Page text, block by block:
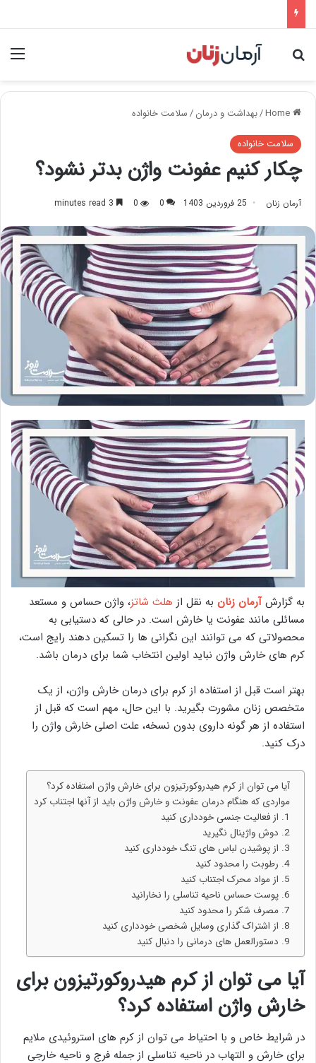
Search for
/بهداشت و درمان/سلامت خانواده
سلامت خانواده
چکار کنیم عفونت واژن بدتر نشود؟
آرمان زنان 25 فروردین 1403 0
0
به گزارشآرمان زنان به نقل از هلث شاتز، واژن حساس و مستعد
مسائلی مانند عفونت یا خارش است. در حالی که دستیابی به
محصولاتی که می توانند این نگرانی ها را تسکین دهند رایج است،
کرم های خارش واژن نباید اولین انتخاب شما برای درمان باشد.
بهتر است قبل از استفاده از کرم برای درمان خارش واژن، از یک
متخصص زنان مشورت بگیرید. با این حال، مهم است که قبل از
استفاده از هر گونه داروی بدون نسخه، علت اصلی خارش واژن را
درک کنید.
آیا می توان از کرم هیدروکورتیزون برای خارش واژن استفاده کرد؟
مواردی که هنگام درمان عفونت و خارش واژن باید از آنها اجتناب کرد
1. از فعالیت جنسی خودداری کنید
2. دوش واژینال نگیرید
3. از پوشیدن لباس های تنگ خودداری کنید
4. رطوبت را محدود کنید
5. از مواد محرک اجتناب کنید
6. پوست حساس ناحیه تناسلی را نخارانید
7. مصرف شکر را محدود کنید
8. از اشتراک گذاری وسایل شخصی خودداری کنید
9. دستورالعمل های درمانی را دنبال کنید
آیا می توان از کرم هیدروکورتیزون برای
خارش واژن استفاده کرد؟
در شرایط خاص و با احتیاط می توان از کرم های استروئیدی ملایم
برای خارش و التهاب در ناحیه تناسلی از جمله فرج و ناحیه خارجی